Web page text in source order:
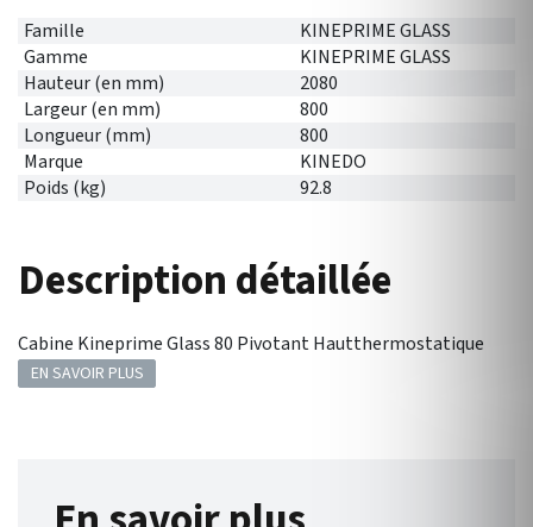
Famille
KINEPRIME GLASS
Gamme
KINEPRIME GLASS
Hauteur (en mm)
2080
Largeur (en mm)
800
Longueur (mm)
800
Marque
KINEDO
Poids (kg)
92.8
Description détaillée
Cabine Kineprime Glass 80 Pivotant Hautthermostatique
EN SAVOIR PLUS